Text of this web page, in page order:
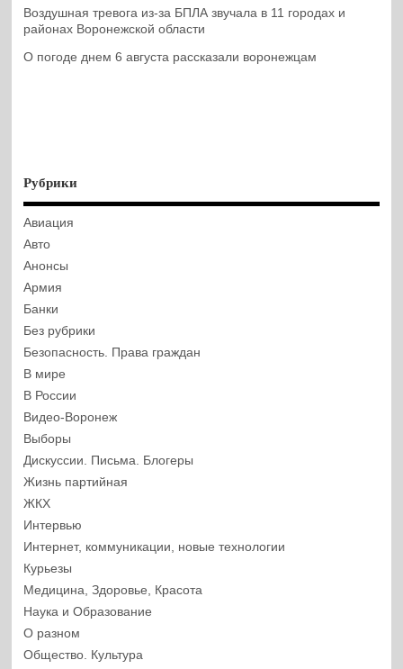
Воздушная тревога из-за БПЛА звучала в 11 городах и
районах Воронежской области
О погоде днем 6 августа рассказали воронежцам
Рубрики
Авиация
Авто
Анонсы
Армия
Банки
Без рубрики
Безопасность. Права граждан
В мире
В России
Видео-Воронеж
Выборы
Дискуссии. Письма. Блогеры
Жизнь партийная
ЖКХ
Интервью
Интернет, коммуникации, новые технологии
Курьезы
Медицина, Здоровье, Красота
Наука и Образование
О разном
Общество. Культура